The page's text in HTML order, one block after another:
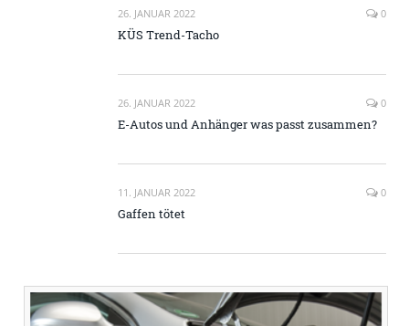
26. JANUAR 2022 0
KÜS Trend-Tacho
26. JANUAR 2022 0
E-Autos und Anhänger was passt zusammen?
11. JANUAR 2022 0
Gaffen tötet